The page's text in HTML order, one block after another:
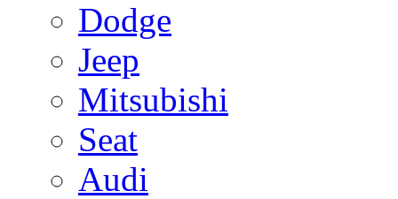
Dodge
Jeep
Mitsubishi
Seat
Audi